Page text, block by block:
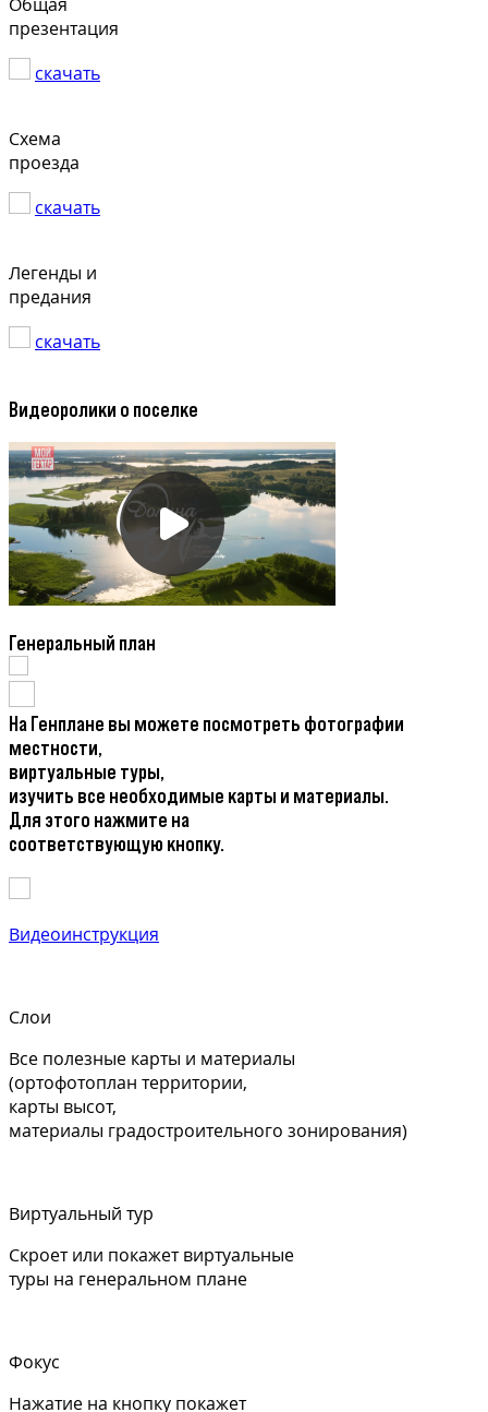
презентация
скачать
Схема
проезда
скачать
Легенды и
предания
скачать
Видеоролики о поселке
Генеральный план
На Генплане вы можете посмотреть фотографии
местности,
виртуальные туры,
изучить все необходимые карты и материалы.
Для этого нажмите на
соответствующую кнопку.
Видеоинструкция
Слои
Все полезные карты и материалы
(ортофотоплан территории,
карты высот,
материалы градостроительного зонирования)
Виртуальный тур
Скроет или покажет виртуальные
туры на генеральном плане
Фокус
Нажатие на кнопку покажет